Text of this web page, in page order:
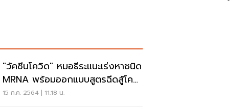
"วัคซีนโควิด" หมอธีระแนะเร่งหาชนิด
MRNA พร้อมออกแบบสูตรฉีดสู้โค
วิด-19
15 ก.ค. 2564 | 11:18 น.